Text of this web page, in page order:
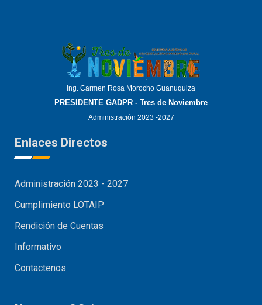
Ing. Carmen Rosa Morocho Guanuquiza
PRESIDENTE GADPR - Tres de Noviembre
Administración 2023 -2027
Enlaces Directos
Administración 2023 - 2027
Cumplimiento LOTAIP
Rendición de Cuentas
Informativo
Contactenos